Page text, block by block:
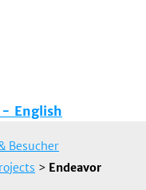
English
Besucher
> Endeavor